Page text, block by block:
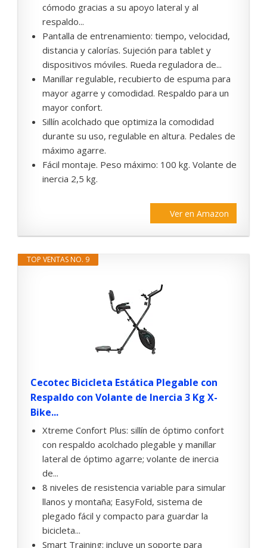
cómodo gracias a su apoyo lateral y al
respaldo...
Pantalla de entrenamiento: tiempo, velocidad,
distancia y calorías. Sujeción para tablet y
dispositivos móviles. Rueda reguladora de...
Manillar regulable, recubierto de espuma para
mayor agarre y comodidad. Respaldo para un
mayor confort.
Sillín acolchado que optimiza la comodidad
durante su uso, regulable en altura. Pedales de
máximo agarre.
Fácil montaje. Peso máximo: 100 kg. Volante de
inercia 2,5 kg.
Ver en Amazon
TOP VENTAS NO. 9
Cecotec Bicicleta Estática Plegable con
Respaldo con Volante de Inercia 3 Kg X-
Bike...
Xtreme Confort Plus: sillín de óptimo confort
con respaldo acolchado plegable y manillar
lateral de óptimo agarre; volante de inercia
de...
8 niveles de resistencia variable para simular
llanos y montaña; EasyFold, sistema de
plegado fácil y compacto para guardar la
bicicleta...
Smart Training: incluye un soporte para